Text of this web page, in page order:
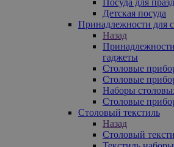
Детская посуда
Принадлежности для
Назад
гаджеты
Столовые
Столовые
Наборы
Столовые
Столовый текстиль
Назад
Столовый